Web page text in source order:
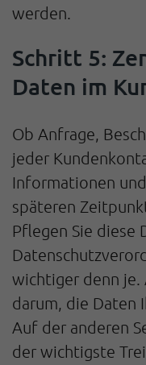
werden.
Schritt 5:
Daten im
Ob Anfrage,
jeder
Informationen
späteren
Pflegen Sie diese
wichtiger denn je.
darum, die Daten
Auf der anderen
der wichtigste